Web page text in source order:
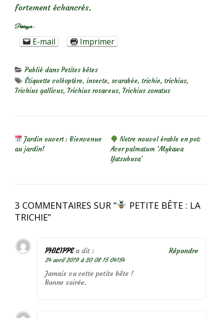
fortement échancrés.
Partager :
E-mail Imprimer
Publié dansPetites bêtes
Étiquette coléoptère, insecte, scarabée, trichie, trichius,
Trichius gallicus, Trichius rosaceus, Trichius zonatus
Jardin ouvert : Bienvenue
au jardin!
Notre nouvel érable en pot:
Acer palmatum ‘Mykawa
Yatsubusa’
3 COMMENTAIRES SUR “
PETITE BÊTE : LA
TRICHIE”
PHILIPPE a dit :
24 avril 2019 à 20 08 15 04154
Jamais vu cette petite bête !
Bonne soirée.
Répondre